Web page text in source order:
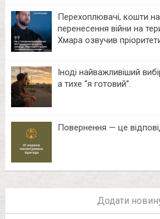
Перехоплювачі, кошти
перенесення війни на
Хмара озвучив
Іноді найважливіший
а тихе “я готовий”.
Повернення — це
Додати